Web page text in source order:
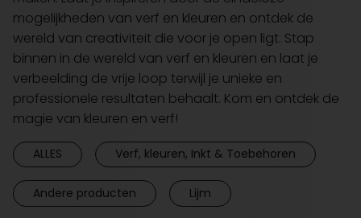
mogelijkheden van verf en kleuren en ontdek de
wereld van creativiteit die voor je open ligt. Stap
binnen in de wereld van verf en kleuren en laat je
verbeelding de vrije loop terwijl je unieke en
professionele resultaten behaalt. Kom en ontdek de
magie van kleuren en verf!
ALLES Verf, kleuren, Inkt & Toebehoren
Andere producten Lijm